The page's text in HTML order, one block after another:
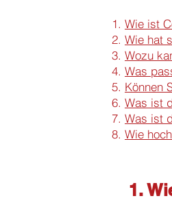
Wie ist
Wie hat
Wozu
Was
Können
Was ist
Was ist
Wie
1.